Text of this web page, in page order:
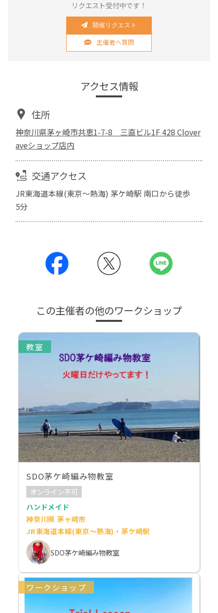
リクエスト受付中です！
開催リクエスト
主催者へ質問
アクセス情報
住所
神奈川県茅ヶ崎市共恵1-7-8 三直ビル1F 428 Clover
aveショップ店内
交通アクセス
JR東海道本線(東京～熱海) 茅ケ崎駅 南口から徒歩
5分
この主催者の他のワークショップ
教室
SDO茅ケ崎編み物教室
オンライン不可
ハンドメイド
神奈川県 茅ヶ崎市
JR東海道本線(東京～熱海)・茅ケ崎駅
SDO茅ケ崎編み物教室
ワークショップ